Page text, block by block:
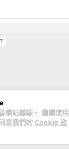
網站體驗。 繼續使用
意我們的 Cookie 政